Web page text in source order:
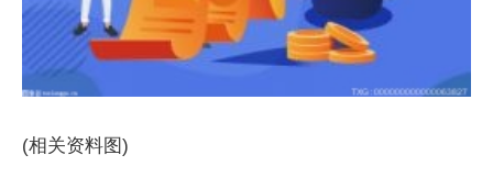
(相关资料图)